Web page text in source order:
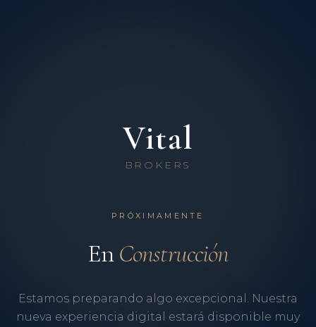
Vital
BROKERS
PRÓXIMAMENTE
EnConstrucción
Estamos preparando algo excepcional. Nuestra
nueva experiencia digital estará disponible muy